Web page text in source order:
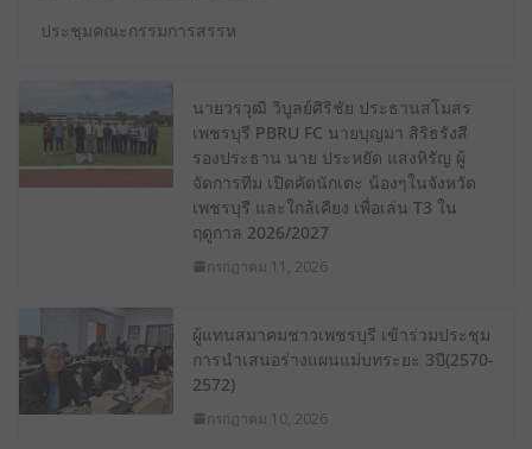
ประชุมคณะกรรมการสรรห
นายวรวุฒิ วิบูลย์ศิริชัย ประธานสโมสร
เพชรบุรี PBRU FC นายบุญมา สิริธรังสี
รองประธาน นาย ประหยัด แสงหิรัญ ผู้
จัดการทีม เปิดคัดนักเตะ น้องๆในจังหวัด
เพชรบุรี และใกล้เคียง เพื่อเล่น T3 ใน
ฤดูกาล 2026/2027
กรกฎาคม 11, 2026
ผู้แทนสมาคมชาวเพชรบุรี เข้าร่วมประชุม
การนําเสนอร่างแผนแม่บทระยะ 3ปี(2570-
2572)
กรกฎาคม 10, 2026